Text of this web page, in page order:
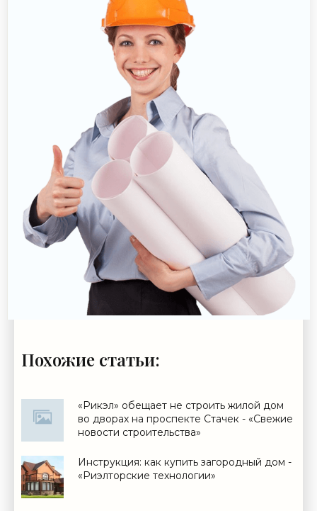
Похожие статьи:
«Рикэл» обещает не строить жилой дом
во дворах на проспекте Стачек - «Свежие
новости строительства»
Инструкция: как купить загородный дом -
«Риэлторские технологии»